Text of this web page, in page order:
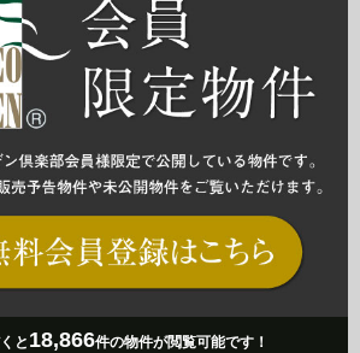
と 18,866件の物件が閲覧可能です！